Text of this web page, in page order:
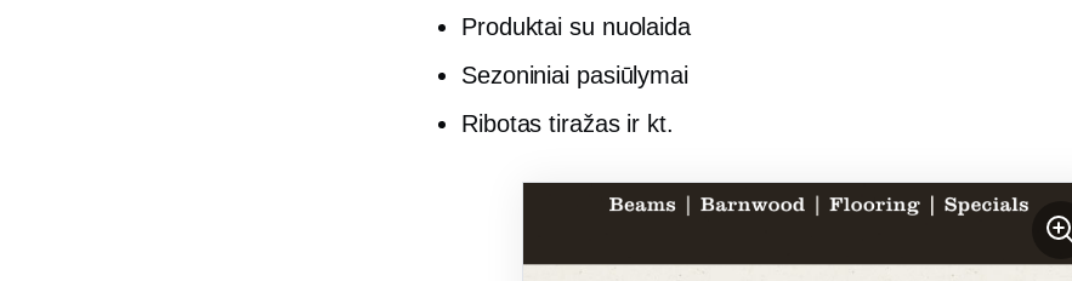
Produktai su nuolaida
Sezoniniai pasiūlymai
Ribotas tiražas ir kt.